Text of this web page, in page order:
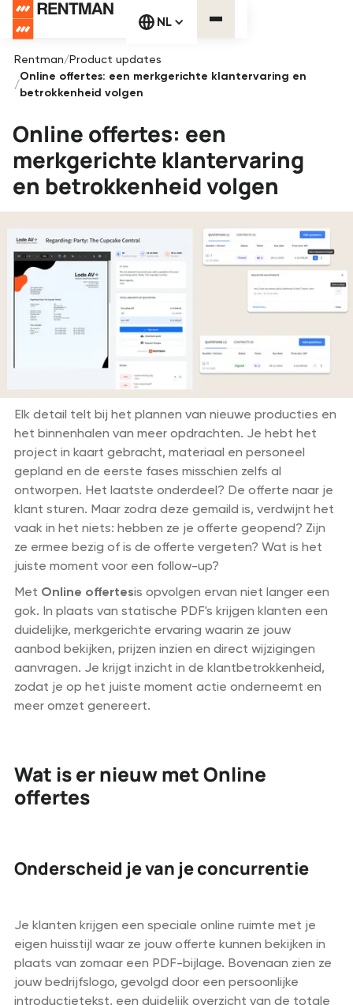
NL
Rentman/Product updates
/
Online offertes: een merkgerichte klantervaring en
betrokkenheid volgen
Online offertes: een
merkgerichte klantervaring
en betrokkenheid volgen
Elk detail telt bij het plannen van nieuwe producties en
het binnenhalen van meer opdrachten. Je hebt het
project in kaart gebracht, materiaal en personeel
gepland en de eerste fases misschien zelfs al
ontworpen. Het laatste onderdeel? De offerte naar je
klant sturen. Maar zodra deze gemaild is, verdwijnt het
vaak in het niets: hebben ze je offerte geopend? Zijn
ze ermee bezig of is de offerte vergeten? Wat is het
juiste moment voor een follow-up?
Met Online offertesis opvolgen ervan niet langer een
gok. In plaats van statische PDF's krijgen klanten een
duidelijke, merkgerichte ervaring waarin ze jouw
aanbod bekijken, prijzen inzien en direct wijzigingen
aanvragen. Je krijgt inzicht in de klantbetrokkenheid,
zodat je op het juiste moment actie onderneemt en
meer omzet genereert.
Wat is er nieuw met Online
offertes
Onderscheid je van je concurrentie
Je klanten krijgen een speciale online ruimte met je
eigen huisstijl waar ze jouw offerte kunnen bekijken in
plaats van zomaar een PDF-bijlage. Bovenaan zien ze
jouw bedrijfslogo, gevolgd door een persoonlijke
introductietekst, een duidelijk overzicht van de totale